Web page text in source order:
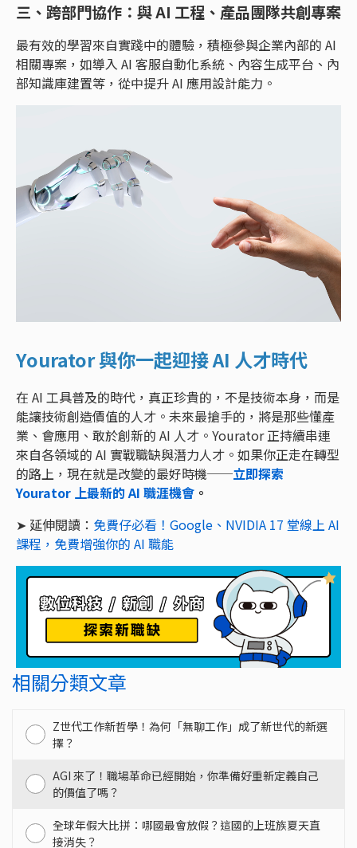
三、跨部門協作：與 AI 工程、產品團隊共創專案
最有效的學習來自實踐中的體驗，積極參與企業內部的 AI
相關專案，如導入 AI 客服自動化系統、內容生成平台、內
部知識庫建置等，從中提升 AI 應用設計能力。
Yourator 與你一起迎接 AI 人才時代
在 AI 工具普及的時代，真正珍貴的，不是技術本身，而是
能讓技術創造價值的人才。未來最搶手的，將是那些懂產
業、會應用、敢於創新的 AI 人才。Yourator 正持續串連
來自各領域的 AI 實戰職缺與潛力人才。如果你正走在轉型
的路上，現在就是改變的最好時機──立即探索
Yourator 上最新的 AI 職涯機會 。
➤ 延伸閱讀： 免費仔必看！Google、NVIDIA 17 堂線上 AI
課程，免費增強你的 AI 職能
相關分類文章
Z世代工作新哲學！為何「無聊工作」成了新世代的新選
擇？
AGI 來了！職場革命已經開始，你準備好重新定義自己
的價值了嗎？
全球年假大比拼：哪國最會放假？這國的上班族夏天直
接消失？